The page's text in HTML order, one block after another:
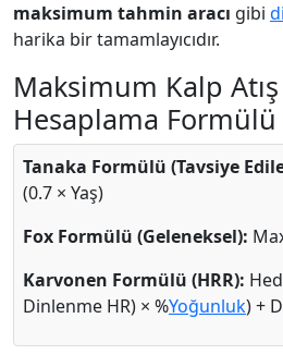
maksimum tahmin aracı gibi
harika bir tamamlayıcıdır.
Maksimum Kalp Atış
Hesaplama Formülü
Tanaka Formülü (Tavsiye
(0.7 × Yaş)
Fox Formülü (Geleneksel):
Karvonen Formülü (HRR):
Dinlenme HR) × %Yoğunluk) +